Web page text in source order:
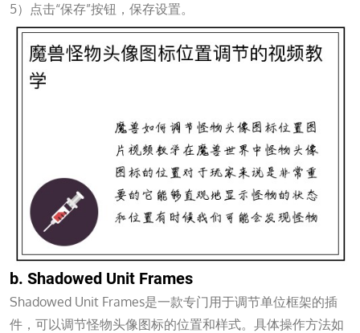
5）点击“保存”按钮，保存设置。
b. Shadowed Unit Frames
Shadowed Unit Frames是一款专门用于调节单位框架的插
件，可以调节怪物头像图标的位置和样式。具体操作方法如